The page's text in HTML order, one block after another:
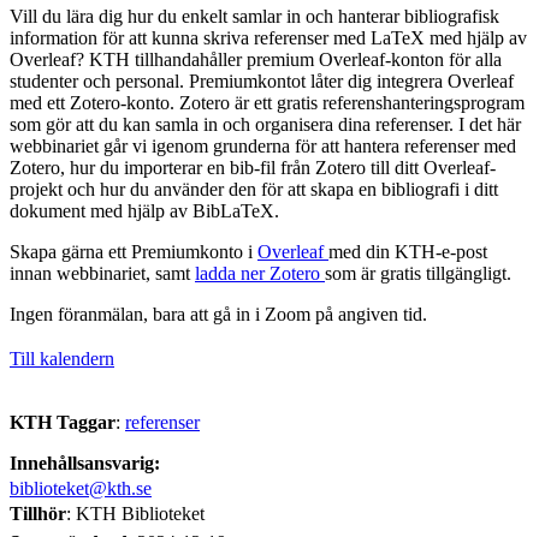
Vill du lära dig hur du enkelt samlar in och hanterar bibliografisk
information för att kunna skriva referenser med LaTeX med hjälp av
Overleaf? KTH tillhandahåller premium Overleaf-konton för alla
studenter och personal. Premiumkontot låter dig integrera Overleaf
med ett Zotero-konto. Zotero är ett gratis referenshanteringsprogram
som gör att du kan samla in och organisera dina referenser. I det här
webbinariet går vi igenom grunderna för att hantera referenser med
Zotero, hur du importerar en bib-fil från Zotero till ditt Overleaf-
projekt och hur du använder den för att skapa en bibliografi i ditt
dokument med hjälp av BibLaTeX.
Skapa gärna ett Premiumkonto i Overleafmed din KTH-e-post
innan webbinariet, samt ladda ner Zotero som är gratis tillgängligt.
Ingen föranmälan, bara att gå in i Zoom på angiven tid.
Till kalendern
KTH Taggar: referenser
Innehållsansvarig:
biblioteket@kth.se
Tillhör: KTH Biblioteket